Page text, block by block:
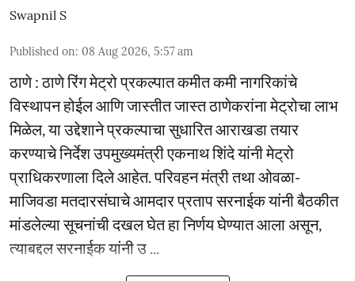
Swapnil S
Published on: 08 Aug 2026, 5:57 am
ठाणे : ठाणे रिंग मेट्रो प्रकल्पात कमीत कमी नागरिकांचे
विस्थापन होईल आणि जास्तीत जास्त ठाणेकरांना मेट्रोचा लाभ
मिळेल, या उद्देशाने प्रकल्पाचा सुधारित आराखडा तयार
करण्याचे निर्देश उपमुख्यमंत्री एकनाथ शिंदे यांनी मेट्रो
प्राधिकरणाला दिले आहेत. परिवहन मंत्री तथा ओवळा-
माजिवडा मतदारसंघाचे आमदार प्रताप सरनाईक यांनी बैठकीत
मांडलेल्या सूचनांची दखल घेत हा निर्णय घेण्यात आला असून,
त्याबद्दल सरनाईक यांनी उ ...